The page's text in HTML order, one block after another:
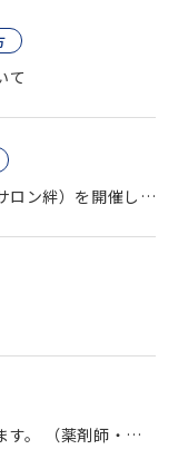
て
絆）を開催します
【職員募集】会計年度任用職員を募集します。 （薬剤師・臨床検査技師・看護師ほか）